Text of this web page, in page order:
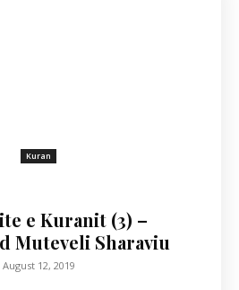
Kuran
e Kuranit (3) –
Muteveli Sharaviu
August 12, 2019